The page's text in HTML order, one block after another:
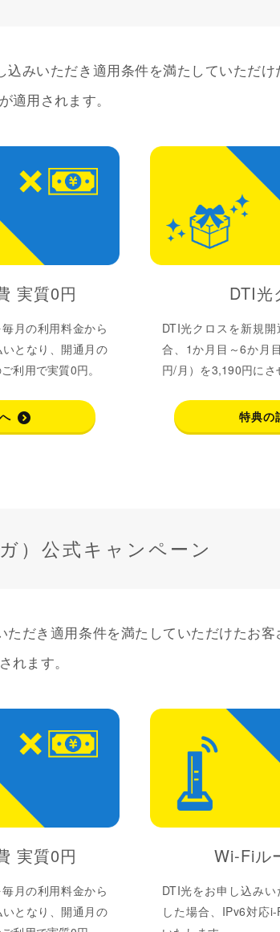
込みいただき適用条件を満たしていただ
適用されます。
実質0円
月の利用料金から
となり、開通月の
利用で実質0円。
DTI光
DTI光クロスを新規
合、1か月目～6か月
円/月）を3,190円にさ
特典の
）公式キャンペーン
ただき適用条件を満たしていただけたお
れます。
実質0円
月の利用料金から
となり、開通月の
Wi-Fiル
DTI光をお申し込み
した場合、IPv6対応